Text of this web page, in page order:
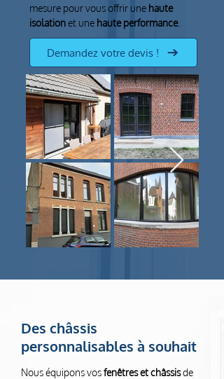
mesure pour vous offrir une haute
isolationet une haute performance.
Demandez votre devis !
Des châssis
personnalisables à souhait
Nous équipons vosfenêtres et châssisde